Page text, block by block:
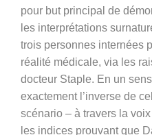
pour but principal de
les interprétations
trois personnes internées
réalité médicale, via les
docteur Staple. En un
exactement l’inverse de
scénario – à travers la
les indices prouvant que